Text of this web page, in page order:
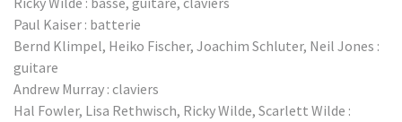
Paul Kaiser : batterie
Bernd Klimpel, Heiko Fischer, Joachim Schluter, Neil Jones :
guitare
Andrew Murray : claviers
Hal Fowler, Lisa Rethwisch, Ricky Wilde, Scarlett Wilde :